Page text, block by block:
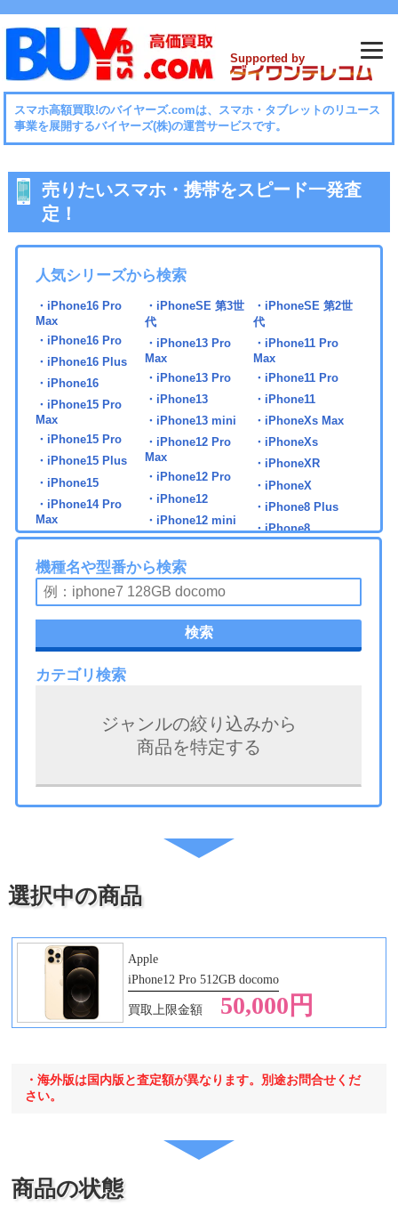
Supported by
スマホ⾼額買取!のバイヤーズ.comは、スマホ・タブレットのリユース
事業を展開するバイヤーズ(株)の運営サービスです。
売りたいスマホ・携帯をスピード一発査
定！
人気シリーズから検索
・iPhone16 Pro
Max
・iPhone16 Pro
・iPhone16 Plus
・iPhone16
・iPhone15 Pro
Max
・iPhone15 Pro
・iPhone15 Plus
・iPhone15
・iPhone14 Pro
Max
・iPhone14 Pro
・iPhone14 Plus
・iPhone14
・iPhoneSE 第3世
代
・iPhone13 Pro
Max
・iPhone13 Pro
・iPhone13
・iPhone13 mini
・iPhone12 Pro
Max
・iPhone12 Pro
・iPhone12
・iPhone12 mini
・iPhoneSE 第2世
代
・iPhone11 Pro
Max
・iPhone11 Pro
・iPhone11
・iPhoneXs Max
・iPhoneXs
・iPhoneXR
・iPhoneX
・iPhone8 Plus
・iPhone8
・iPad 第5世代
・iPad 第8世代
・iPad 第10世代
・iPad mini5
・iPad mini6
・iPad Air2
・iPad Air6
・iPad Pro 9.7
・iPad Pro 11 第1世
代
・iPad Pro 11 第2世
・iPad Pro 11 第5世
代
世代
・iPad Pro 12.9 第2
世代
・iPad Pro 13 第1世
代
機種名や型番から検索
検索
カテゴリ検索
ジャンルの絞り込みから
商品を特定する
選択中の商品
Apple
iPhone12 Pro 512GB docomo
買取上限金額 50,000円
・海外版は国内版と査定額が異なります。別途お問合せくだ
さい。
商品の状態